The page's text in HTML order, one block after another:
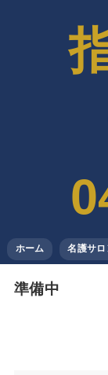
ホーム 名護サロ
準備中